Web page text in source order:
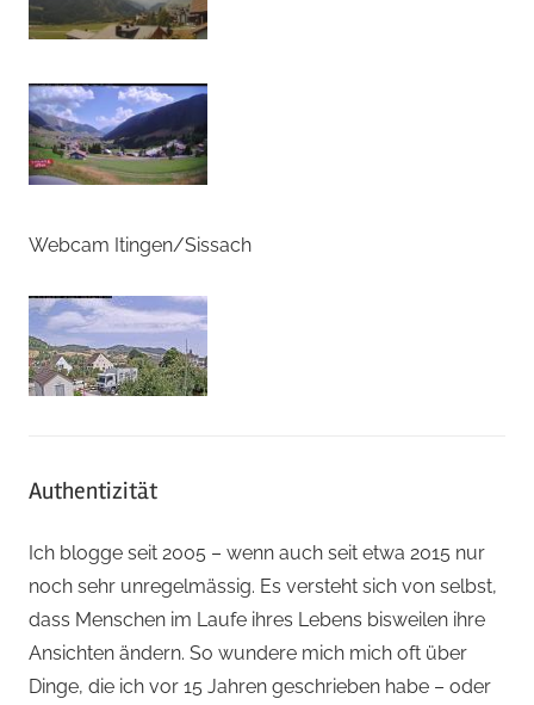
Webcam Itingen/Sissach
Authentizität
Ich blogge seit 2005 – wenn auch seit etwa 2015 nur
noch sehr unregelmässig. Es versteht sich von selbst,
dass Menschen im Laufe ihres Lebens bisweilen ihre
Ansichten ändern. So wundere mich mich oft über
Dinge, die ich vor 15 Jahren geschrieben habe – oder